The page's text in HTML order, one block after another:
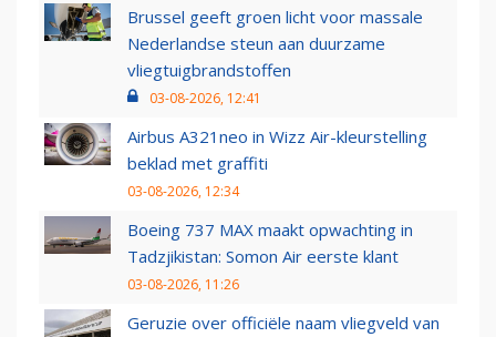
Brussel geeft groen licht voor massale
Nederlandse steun aan duurzame
vliegtuigbrandstoffen
03-08-2026, 12:41
Airbus A321neo in Wizz Air-kleurstelling
beklad met graffiti
03-08-2026, 12:34
Boeing 737 MAX maakt opwachting in
Tadzjikistan: Somon Air eerste klant
03-08-2026, 11:26
Geruzie over officiële naam vliegveld van